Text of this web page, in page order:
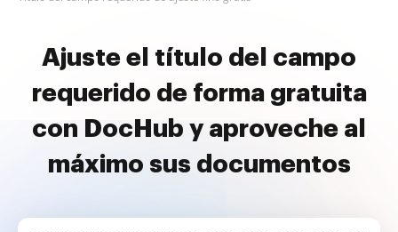
Ajuste el título del campo
requerido de forma gratuita
con DocHub y aproveche al
máximo sus documentos